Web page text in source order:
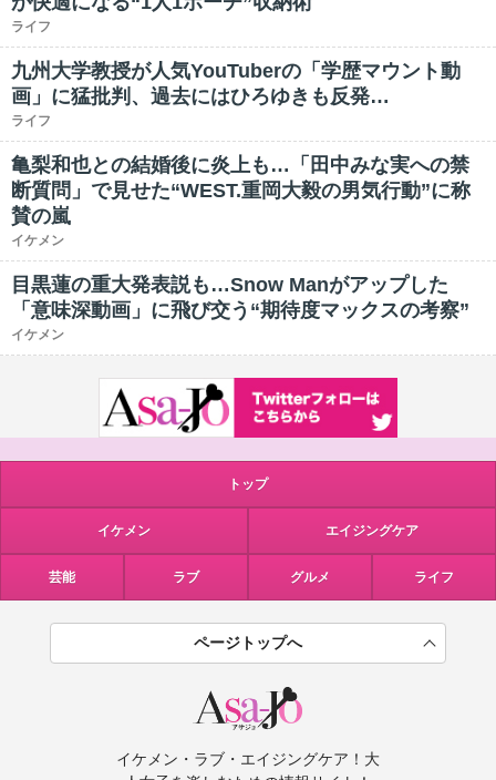
ライフ
九州大学教授が人気YouTuberの「学歴マウント動
画」に猛批判、過去にはひろゆきも反発…
ライフ
亀梨和也との結婚後に炎上も…「田中みな実への禁
断質問」で見せた“WEST.重岡大毅の男気行動”に称
賛の嵐
イケメン
目黒蓮の重大発表説も…Snow Manがアップした
「意味深動画」に飛び交う“期待度マックスの考察”
イケメン
トップ
イケメン エイジングケア
芸能 ラブ グルメ ライフ
ページトップへ
イケメン・ラブ・エイジングケア！大